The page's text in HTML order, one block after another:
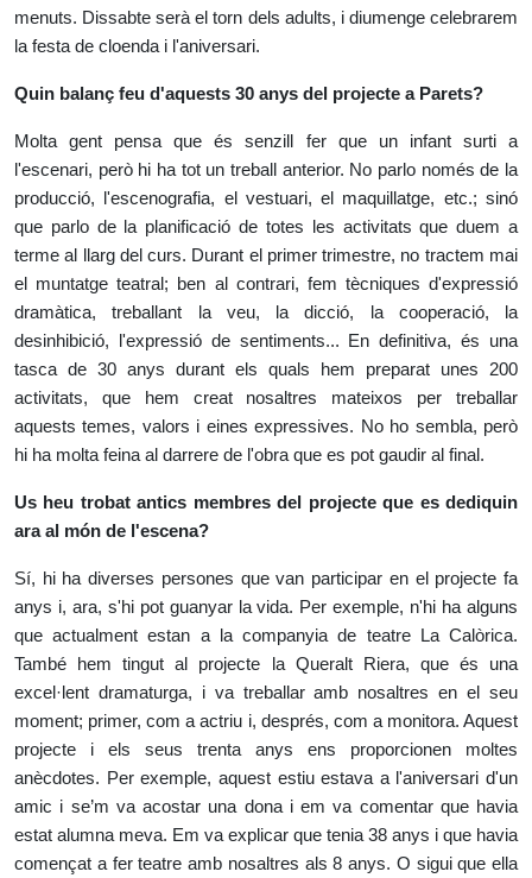
menuts. Dissabte serà el torn dels adults, i diumenge celebrarem
la festa de cloenda i l'aniversari.
Quin balanç feu d'aquests 30 anys del projecte a Parets?
Molta gent pensa que és senzill fer que un infant surti a
l'escenari, però hi ha tot un treball anterior. No parlo només de la
producció, l'escenografia, el vestuari, el maquillatge, etc.; sinó
que parlo de la planificació de totes les activitats que duem a
terme al llarg del curs. Durant el primer trimestre, no tractem mai
el muntatge teatral; ben al contrari, fem tècniques d'expressió
dramàtica, treballant la veu, la dicció, la cooperació, la
desinhibició, l'expressió de sentiments... En definitiva, és una
tasca de 30 anys durant els quals hem preparat unes 200
activitats, que hem creat nosaltres mateixos per treballar
aquests temes, valors i eines expressives. No ho sembla, però
hi ha molta feina al darrere de l'obra que es pot gaudir al final.
Us heu trobat antics membres del projecte que es dediquin
ara al món de l'escena?
Sí, hi ha diverses persones que van participar en el projecte fa
anys i, ara, s'hi pot guanyar la vida. Per exemple, n'hi ha alguns
que actualment estan a la companyia de teatre La Calòrica.
També hem tingut al projecte la Queralt Riera, que és una
excel·lent dramaturga, i va treballar amb nosaltres en el seu
moment; primer, com a actriu i, després, com a monitora. Aquest
projecte i els seus trenta anys ens proporcionen moltes
anècdotes. Per exemple, aquest estiu estava a l'aniversari d'un
amic i se’m va acostar una dona i em va comentar que havia
estat alumna meva. Em va explicar que tenia 38 anys i que havia
començat a fer teatre amb nosaltres als 8 anys. O sigui que ella